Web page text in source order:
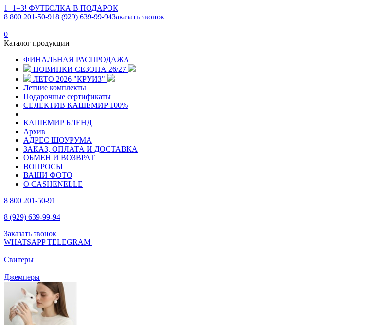
1+1=3! ФУТБОЛКА В ПОДАРОК
8 800 201-50-918 (929) 639-99-94Заказать звонок
0
Каталог продукции
ФИНАЛЬНАЯ РАСПРОДАЖА
НОВИНКИ СЕЗОНА 26/27
ЛЕТО 2026 "КРУИЗ"
Летние комплекты
Подарочные сертификаты
СЕЛЕКТИВ КАШЕМИР 100%
КАШЕМИР БЛЕНД
Архив
АДРЕС ШОУРУМА
ЗАКАЗ, ОПЛАТА И ДОСТАВКА
ОБМЕН И ВОЗВРАТ
ВОПРОСЫ
ВАШИ ФОТО
О CASHENELLE
8 800 201-50-91
8 (929) 639-99-94
Заказать звонок
WHATSAPPTELEGRAM
Свитеры
Джемперы